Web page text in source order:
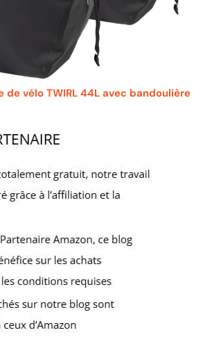
de vélo TWIRL 44L avec bandoulière